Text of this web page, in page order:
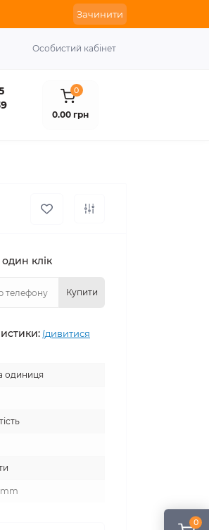
0
Зачинити
Особистий кабінет
0
0.00 грн
клік
Купити
(дивитися
одиниця
mm